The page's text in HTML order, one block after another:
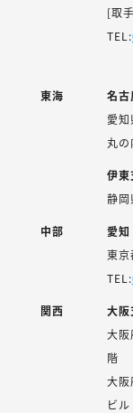
[取
TEL:
東海
名古
愛
丸
伊東
静
中部
愛知
東
TEL:
関西
大阪
大
階
大
ビ